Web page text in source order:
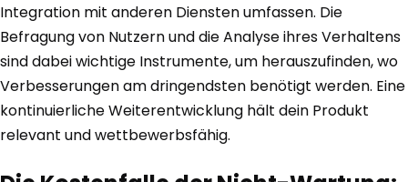
Integration mit anderen Diensten umfassen. Die
Befragung von Nutzern und die Analyse ihres Verhaltens
sind dabei wichtige Instrumente, um herauszufinden, wo
Verbesserungen am dringendsten benötigt werden. Eine
kontinuierliche Weiterentwicklung hält dein Produkt
relevant und wettbewerbsfähig.